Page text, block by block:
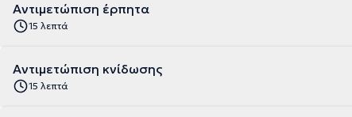
Αντιμετώπιση έρπητα
15 λεπτά
Αντιμετώπιση κνίδωσης
15 λεπτά